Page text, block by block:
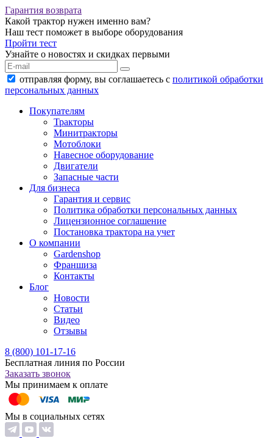
Гарантия возврата
Какой трактор нужен именно вам?
Наш тест поможет в выборе оборудования
Пройти тест
Узнайте о новостях и скидках первыми
отправляя форму, вы соглашаетесь с политикой обработки
персональных данных
Покупателям
Тракторы
Минитракторы
Мотоблоки
Навесное оборудование
Двигатели
Запасные части
Для бизнеса
Гарантия и сервис
Политика обработки персональных данных
Лицензионное соглашение
Постановка трактора на учет
О компании
Gardenshop
Франшиза
Контакты
Блог
Новости
Статьи
Видео
Отзывы
8 (800) 101-17-16
Бесплатная линия по России
Заказать звонок
Мы принимаем к оплате
Мы в социальных сетях